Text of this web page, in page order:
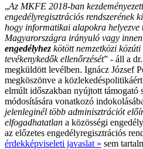
„Az MKFE 2018-ban
engedélyregisztrációs rendszerének
hogy informatikai alapokra helyezve
Magyarországra irányuló vagy
engedélyhez kötött nemzetközi
tevékenykedők ellenőrzését” - áll a
megküldött levélben. Ignácz József
megköszönve a
elmúlt időszakban nyújtott támogató
módosítására vonatkozó
jelenleginél több adminisztrációt
elfogadhatatlan a közösségi
az előzetes engedélyregisztrációs
érdekképviseleti javaslat » sem